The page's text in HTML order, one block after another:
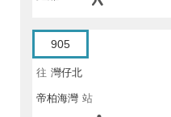
905
往 灣仔北
帝柏海灣 站